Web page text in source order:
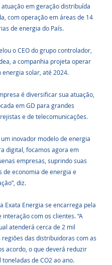
em geração distribuída
com operação em áreas de 14
de energia do País.
o CEO do grupo controlador,
a companhia projeta operar
energia solar, até 2024.
em GD para grandes
e de telecomunicações.
um inovador modelo de energia
digital, focamos agora em
empresas, suprindo suas
de economia de energia e
diz.
Exata Energia se encarrega pela
com os clientes. “A
atenderá cerca de 2 mil
regiões das distribuidoras com as
acordo, o que deverá reduzir
toneladas de CO2 ao ano.